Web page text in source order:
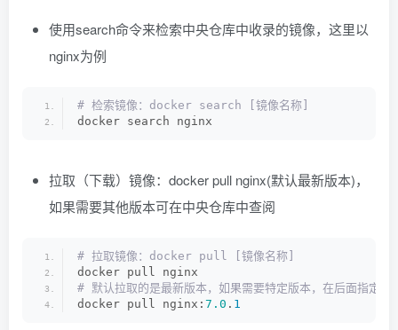
使用search命令来检索中央仓库中收录的镜像，这里以
nginx为例
# 检索镜像：docker search [镜像名称]
docker search nginx
拉取（下载）镜像：docker pull nginx(默认最新版本)，
如果需要其他版本可在中央仓库中查阅
# 拉取镜像：docker pull [镜像名称]
docker pull nginx
# 默认拉取的是最新版本，如果需要特定版本，在后面指定
docker pull nginx: 7.0 . 1